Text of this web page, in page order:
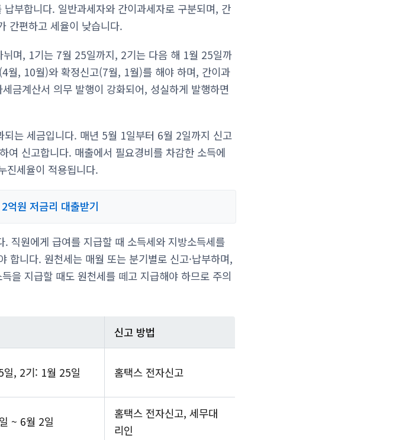
부합니다. 일반과세자와 간이과세자로 구분되며, 간
간편하고 세율이 낮습니다.
며, 1기는 7월 25일까지, 2기는 다음 해 1월 25일까
월, 10월)와 확정신고(7월, 1월)를 해야 하며, 간이과
금계산서 의무 발행이 강화되어, 성실하게 발행하면
는 세금입니다. 매년 5월 1일부터 6월 2일까지 신고
신고합니다. 매출에서 필요경비를 차감한 소득에
진세율이 적용됩니다.
억원 저금리 대출받기
직원에게 급여를 지급할 때 소득세와 지방소득세를
니다. 원천세는 매월 또는 분기별로 신고·납부하며,
을 지급할 때도 원천세를 떼고 지급해야 하므로 주의
신고 방법
일, 2기: 1월 25일 홈택스 전자신고
~ 6월 2일
홈택스 전자신고, 세무대
리인